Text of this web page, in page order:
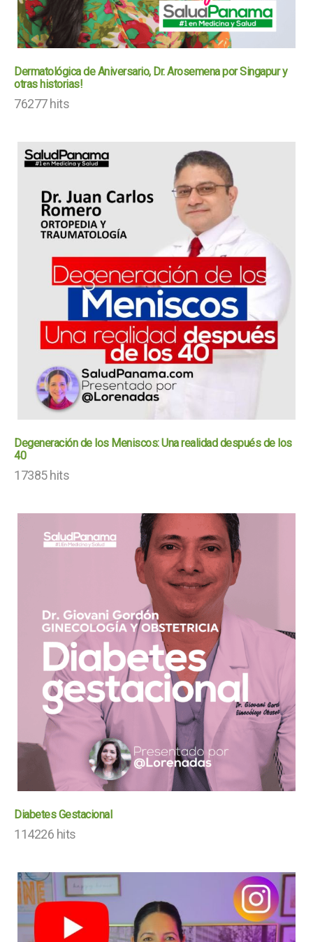
Dermatológica de Aniversario, Dr. Arosemena por Singapur y
otras historias!
76277 hits
Degeneración de los Meniscos: Una realidad después de los
40
17385 hits
Diabetes Gestacional
114226 hits